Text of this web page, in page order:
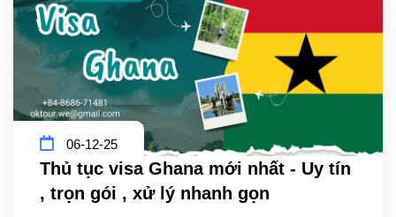
06-12-25
Thủ tục visa Ghana mới nhất - Uy tín
, trọn gói , xử lý nhanh gọn